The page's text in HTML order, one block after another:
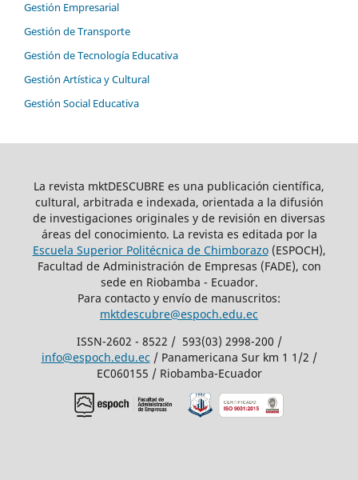
Gestión Empresarial
Gestión de Transporte
Gestión de Tecnología Educativa
Gestión Artística y Cultural
Gestión Social Educativa
La revista mktDESCUBRE es una publicación científica,
cultural, arbitrada e indexada, orientada a la difusión
de investigaciones originales y de revisión en diversas
áreas del conocimiento. La revista es editada por la
Escuela Superior Politécnica de Chimborazo(ESPOCH),
Facultad de Administración de Empresas (FADE), con
sede en Riobamba - Ecuador.
Para contacto y envío de manuscritos:
mktdescubre@espoch.edu.ec
ISSN-2602 - 8522 / 593(03) 2998-200 /
info@espoch.edu.ec / Panamericana Sur km 1 1/2 /
EC060155 / Riobamba-Ecuador